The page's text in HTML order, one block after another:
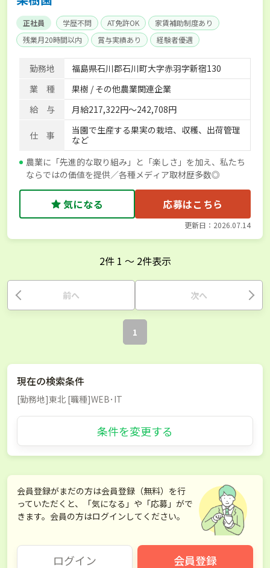
正社員 学歴不問 AT免許OK
家賃補助制度あり
残業月20時間以内
賞与実績あり
経験者優遇
社会保険完備
単身寮あり
勤務地
福島県石川郡石川町大字赤羽字新宿130
業 種
果樹 / その他農業関連企業
給 与
月給217,322円～242,708円
仕 事
当園で生産する果実の栽培、収穫、出荷管理
など
農業に「先進的な取り組み」と「楽しさ」を加え、私たち
ならではの価値を提供／各種メディア取材歴多数◎
気になる 応募はこちら
更新日：2026.07.14
2件 1 〜 2件表示
前へ 次へ
1
現在の検索条件
[勤務地]東北 [職種]WEB･IT
条件を変更する
会員登録がまだの方は会員登録（無料）を行
っていただくと、「気になる」や「応募」がで
きます。会員の方はログインしてください。
ログイン 会員登録